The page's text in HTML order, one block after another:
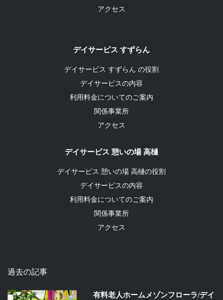
アクセス
デイサービス すずらん
デイサービス すずらん の役割
デイサービスの内容
利用料金についてのご案内
関係事業所
アクセス
デイサービス 憩いの場 高樋
デイサービス 憩いの場 高樋の役割
デイサービスの内容
利用料金についてのご案内
関係事業所
アクセス
過去の記事
有料老人ホームメゾンフローラ/デイ